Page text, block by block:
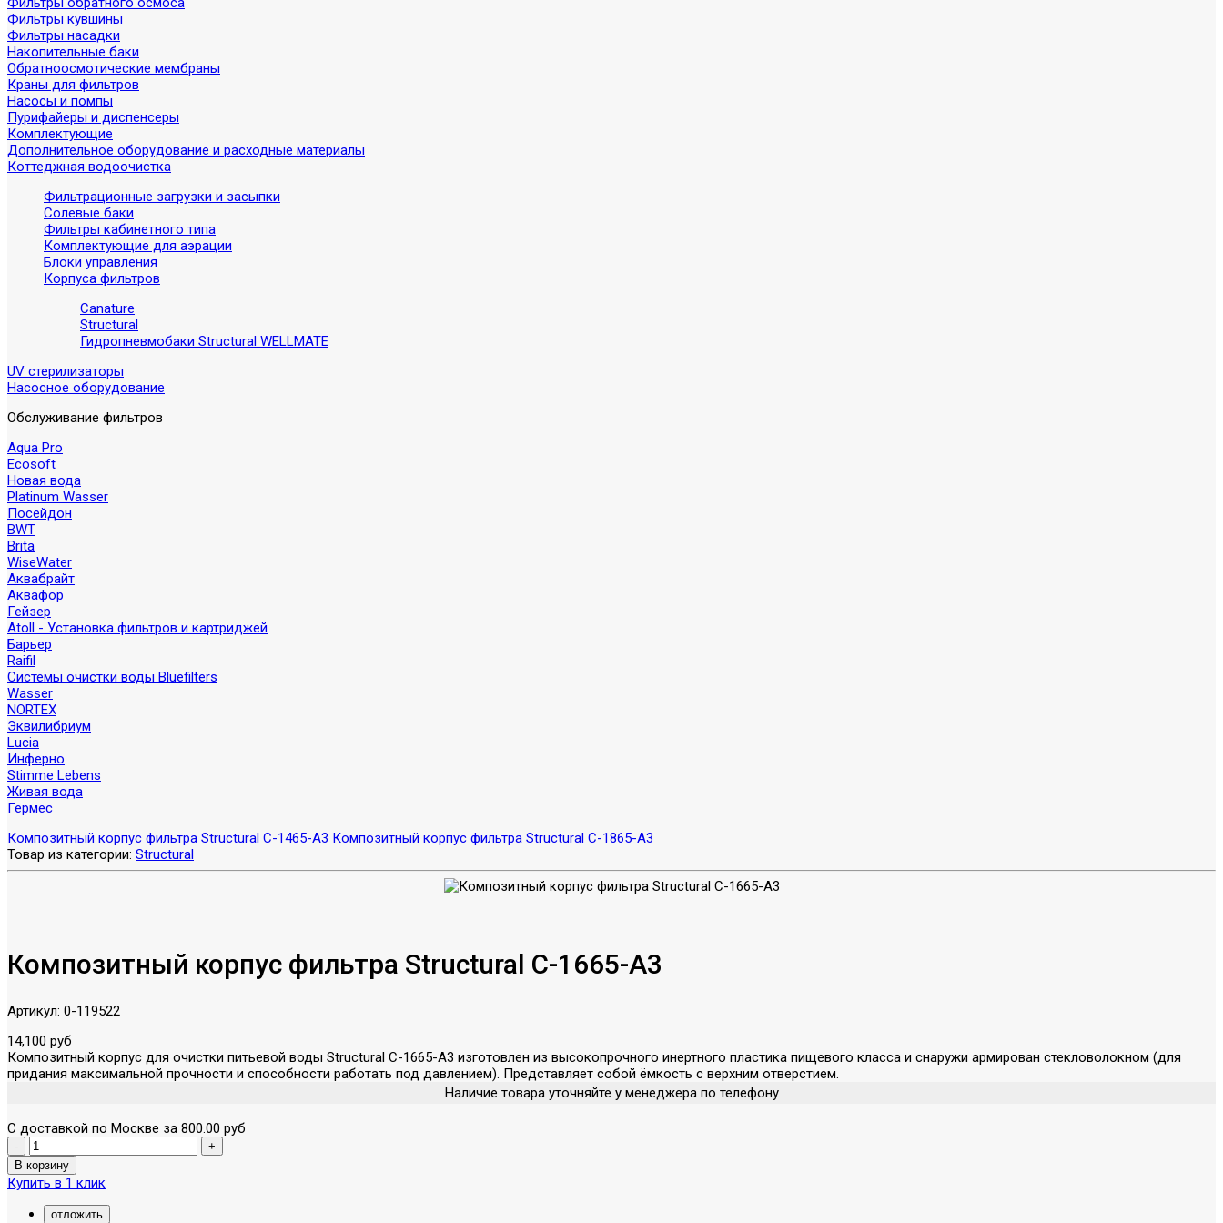
Фильтры кувшины
Фильтры насадки
Накопительные баки
Обратноосмотические мембраны
Краны для фильтров
Насосы и помпы
Пурифайеры и диспенсеры
Комплектующие
Дополнительное оборудование и расходные материалы
Коттеджная водоочистка
Фильтрационные загрузки и засыпки
Солевые баки
Фильтры кабинетного типа
Комплектующие для аэрации
Блоки управления
Корпуса фильтров
Canature
Structural
Гидропневмобаки Structural WELLMATE
UV стерилизаторы
Насосное оборудование
Обслуживание фильтров
Aqua Pro
Ecosoft
Новая вода
Platinum Wasser
Посейдон
BWT
Brita
WiseWater
Аквабрайт
Аквафор
Гейзер
Atoll - Установка фильтров и картриджей
Барьер
Raifil
Системы очистки воды Bluefilters
Wasser
NORTEX
Эквилибриум
Lucia
Инферно
Stimme Lebens
Живая вода
Гермес
Композитный корпус фильтра Structural C-1465-A3 Композитный корпус фильтра Structural C-1865-A3
Товар из категории: Structural
Композитный корпус фильтра Structural C-1665-A3
Артикул: 0-119522
14,100 руб
Композитный корпус для очистки питьевой воды Structural C-1665-A3 изготовлен из высокопрочного инертного пластика пищевого класса и снаружи армирован стекловолокном (для
придания максимальной прочности и способности работать под давлением). Представляет собой ёмкость с верхним отверстием.
Наличие товара уточняйте у менеджера по телефону
С доставкой по Москве за 800.00 руб
Купить в 1 клик
отложить